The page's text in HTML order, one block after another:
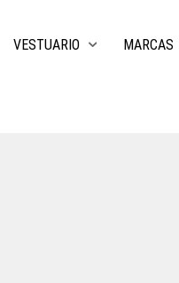
VESTUARIO MARCAS